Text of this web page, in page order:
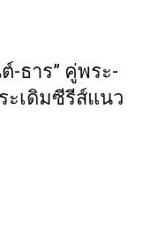
-ธาร” คู่พระ-
ะเดิมซีรีส์แนว